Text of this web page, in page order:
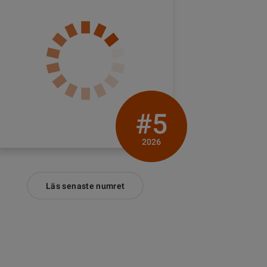
#5
2026
Läs senaste numret